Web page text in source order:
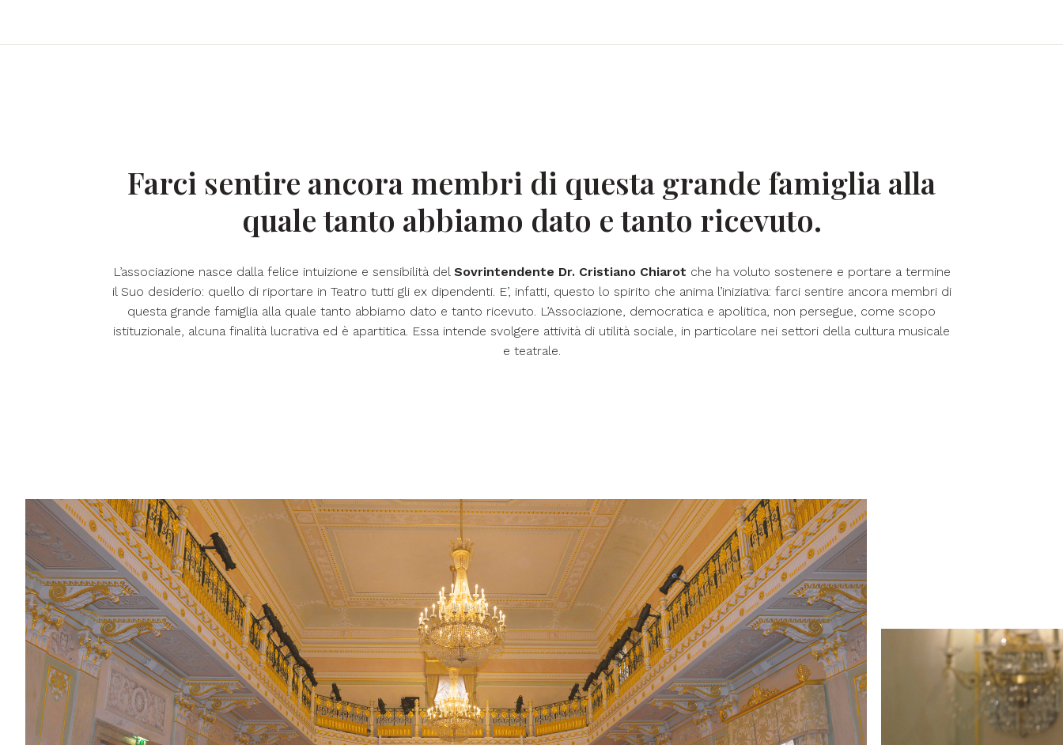
Farci sentire ancora membri di questa grande famiglia alla
quale tanto abbiamo dato e tanto ricevuto.
L’associazione nasce dalla felice intuizione e sensibilità del Sovrintendente Dr. Cristiano Chiarot che ha voluto sostenere e portare a termine
il Suo desiderio: quello di riportare in Teatro tutti gli ex dipendenti. E’, infatti, questo lo spirito che anima l’iniziativa: farci sentire ancora membri di
questa grande famiglia alla quale tanto abbiamo dato e tanto ricevuto. L’Associazione, democratica e apolitica, non persegue, come scopo
istituzionale, alcuna finalità lucrativa ed è apartitica. Essa intende svolgere attività di utilità sociale, in particolare nei settori della cultura musicale
e teatrale.